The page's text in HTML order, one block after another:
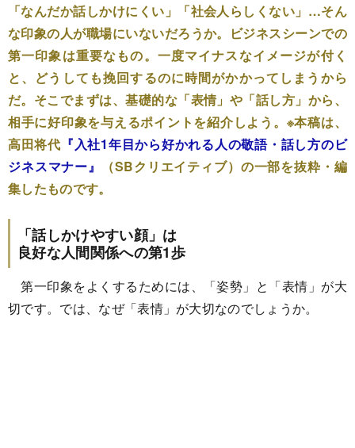
「なんだか話しかけにくい」「社会人らしくない」…そん
な印象の人が職場にいないだろうか。ビジネスシーンでの
第一印象は重要なもの。一度マイナスなイメージが付く
と、どうしても挽回するのに時間がかかってしまうから
だ。そこでまずは、基礎的な「表情」や「話し方」から、
相手に好印象を与えるポイントを紹介しよう。※本稿は、
高田将代 『入社1年目から好かれる人の敬語・話し方のビ
ジネスマナー』
（SBクリエイティブ）の一部を抜粋・編
集したものです。
「話しかけやすい顔」は
良好な人間関係への第1歩
第一印象をよくするためには、「姿勢」と「表情」が大
切です。では、なぜ「表情」が大切なのでしょうか。